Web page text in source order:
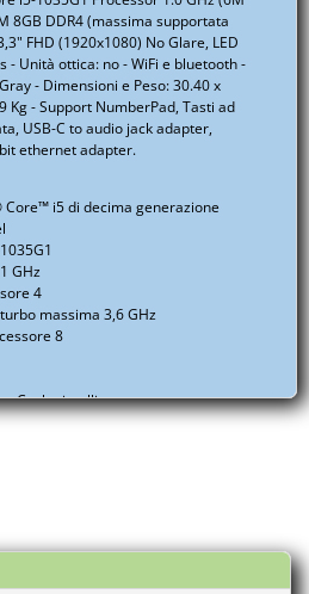
8GB DDR4 (massima supportata
FHD (1920x1080) No Glare, LED
- Unità ottica: no - WiFi e bluetooth -
- Dimensioni e Peso: 30.40 x
Kg - Support NumberPad, Tasti ad
USB-C to audio jack adapter,
ethernet adapter.
i5 di decima generazione
GHz
4
massima 3,6 GHz
8
Cache intelligente
1526
3.0